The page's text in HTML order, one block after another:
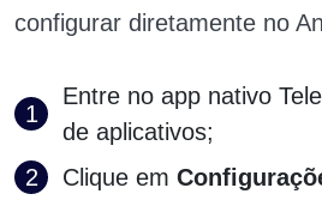
configurar diretamente no
Entre no app nativo
de aplicativos;
Clique em